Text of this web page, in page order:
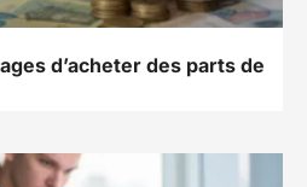
d’acheter des parts de